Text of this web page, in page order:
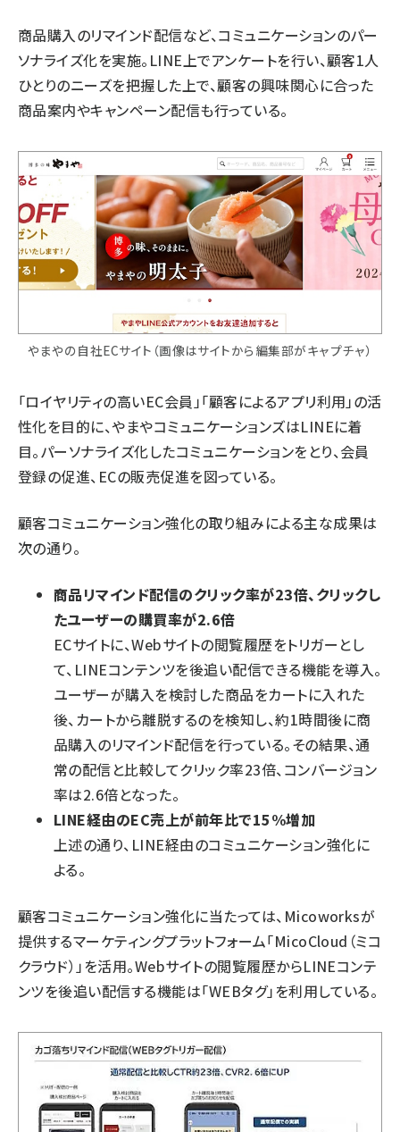
商品購入のリマインド配信など、コミュニケーションのパー
ソナライズ化を実施。LINE上でアンケートを行い、顧客1人
ひとりのニーズを把握した上で、顧客の興味関心に合った
商品案内やキャンペーン配信も行っている。
やまやの自社ECサイト（画像はサイトから編集部がキャプチャ）
「ロイヤリティの高いEC会員」「顧客によるアプリ利用」の活
性化を目的に、やまやコミュニケーションズはLINEに着
目。パーソナライズ化したコミュニケーションをとり、会員
登録の促進、ECの販売促進を図っている。
顧客コミュニケーション強化の取り組みによる主な成果は
次の通り。
商品リマインド配信のクリック率が23倍、クリックし
たユーザーの購買率が2.6倍
ECサイトに、Webサイトの閲覧履歴をトリガーとし
て、LINEコンテンツを後追い配信できる機能を導入。
ユーザーが購入を検討した商品をカートに入れた
後、カートから離脱するのを検知し、約1時間後に商
品購入のリマインド配信を行っている。その結果、通
常の配信と比較してクリック率23倍、コンバージョン
率は2.6倍となった。
LINE経由のEC売上が前年比で15%増加
上述の通り、LINE経由のコミュニケーション強化に
よる。
顧客コミュニケーション強化に当たっては、Micoworksが
提供するマーケティングプラットフォーム「MicoCloud（ミコ
クラウド）」を活用。Webサイトの閲覧履歴からLINEコンテ
ンツを後追い配信する機能は「WEBタグ」を利用している。